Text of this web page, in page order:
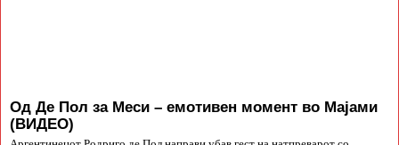
Од Де Пол за Меси – емотивен момент во Мајами
(ВИДЕО)